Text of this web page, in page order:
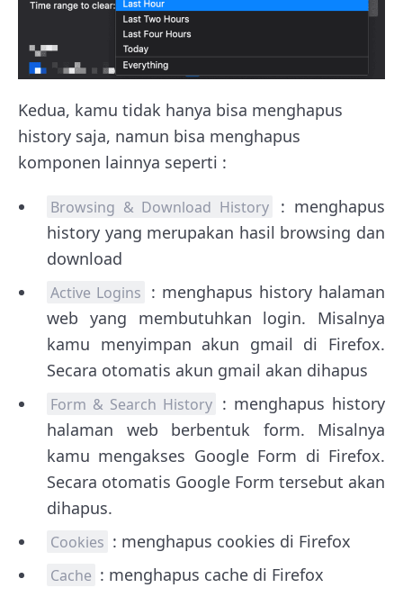
Kedua, kamu tidak hanya bisa menghapus
history saja, namun bisa menghapus
komponen lainnya seperti :
Browsing & Download History
: menghapus
history yang merupakan hasil browsing dan
download
Active Logins : menghapus history halaman
web yang membutuhkan login. Misalnya
kamu menyimpan akun gmail di Firefox.
Secara otomatis akun gmail akan dihapus
Form & Search History : menghapus history
halaman web berbentuk form. Misalnya
kamu mengakses Google Form di Firefox.
Secara otomatis Google Form tersebut akan
dihapus.
Cookies : menghapus cookies di Firefox
Cache : menghapus cache di Firefox